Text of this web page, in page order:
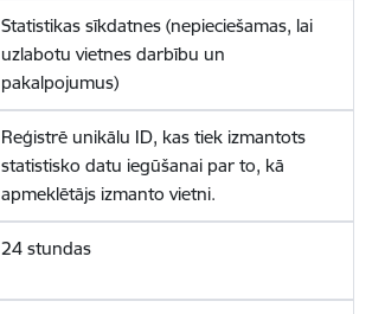
Statistikas sīkdatnes (nepieciešamas, lai
uzlabotu vietnes darbību un
pakalpojumus)
Reģistrē unikālu ID, kas tiek izmantots
statistisko datu iegūšanai par to, kā
apmeklētājs izmanto vietni.
24 stundas